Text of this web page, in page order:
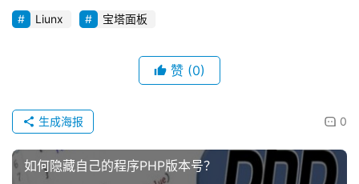
Liunx 宝塔面板
赞 (0)
0
生成海报
如何隐藏自己的程序PHP版本号？